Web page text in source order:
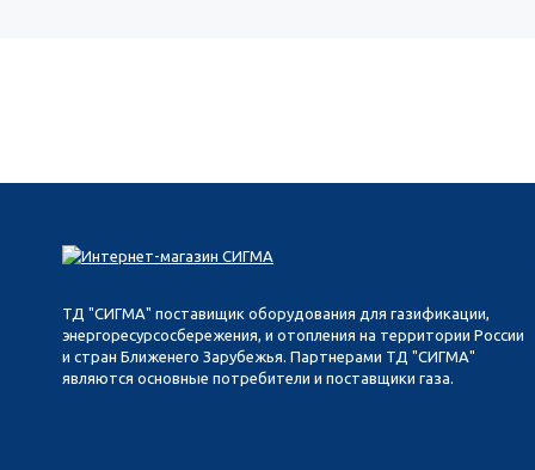
ТД "СИГМА" поставищик оборудования для газификации,
энергоресурсосбережения, и отопления на территории России
и стран Ближенего Зарубежья. Партнерами ТД "СИГМА"
являются основные потребители и поставщики газа.